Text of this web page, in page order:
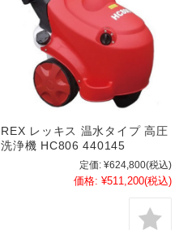
REX レッキス 温水タイプ 高圧
洗浄機 HC806 440145
定価: ¥624,800(税込)
価格: ¥511,200(税込)